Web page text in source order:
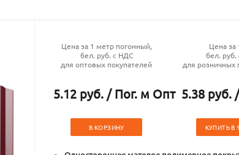
Цена за 1 метр погонный,
бел. руб. с НДС
для оптовых покупателей
5.12 руб. / Пог. м Опт
Цена за
бел.
для розничных
5.38 руб.
В КОРЗИНУ КУПИТЬ В